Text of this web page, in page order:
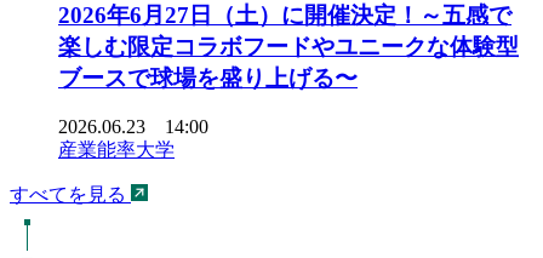
2026年6月27日（土）に開催決定！～五感で
楽しむ限定コラボフードやユニークな体験型
ブースで球場を盛り上げる〜
2026.06.23 14:00
産業能率大学
すべてを見る